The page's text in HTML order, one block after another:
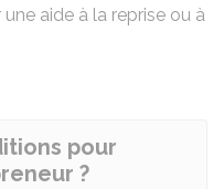
aide à la reprise ou à
pour
?